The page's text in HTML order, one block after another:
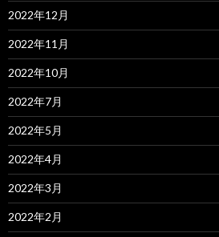
2022年12月
2022年11月
2022年10月
2022年7月
2022年5月
2022年4月
2022年3月
2022年2月